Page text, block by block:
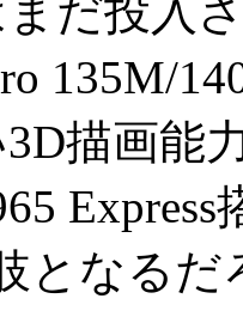
だ投入
135M/
描画能
となるだ